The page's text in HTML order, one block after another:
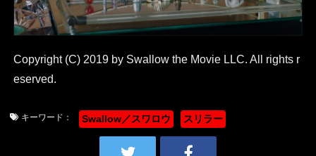
Copyright (C) 2019 by Swallow the Movie LLC. All rights r
eserved.
キーワード： Swallow／スワロウ スリラー